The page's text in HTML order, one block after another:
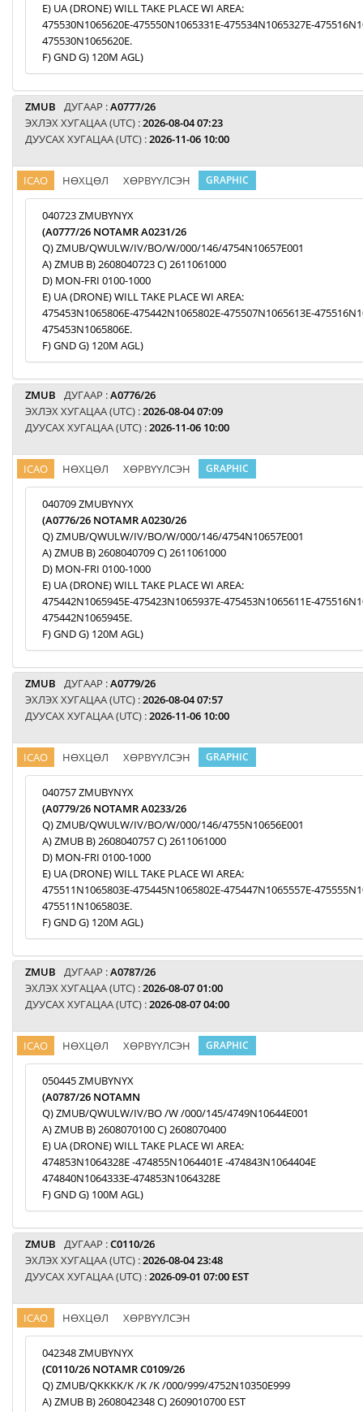
E) UA (DRONE) WILL TAKE PLACE WI AREA:
475530N1065620E-475550N1065331E-475534N1065327E-
475530N1065620E.
F) GND G) 120M AGL)
ZMUB ДУГААР :A0777/26
ЭХЛЭХ ХУГАЦАА (UTC) :2026-08-04 07:23
ДУУСАХ ХУГАЦАА (UTC) :2026-11-06 10:00
ICAO НӨХЦӨЛ ХӨРВҮҮЛСЭН GRAPHIC
040723 ZMUBYNYX
(A0777/26 NOTAMR A0231/26
Q) ZMUB/QWULW/IV/BO/W/000/146/4754N10657E001
A) ZMUB B) 2608040723 C) 2611061000
D) MON-FRI 0100-1000
E) UA (DRONE) WILL TAKE PLACE WI AREA:
475453N1065806E-475442N1065802E-475507N1065613E-
475453N1065806E.
F) GND G) 120M AGL)
ZMUB ДУГААР :A0776/26
ЭХЛЭХ ХУГАЦАА (UTC) :2026-08-04 07:09
ДУУСАХ ХУГАЦАА (UTC) :2026-11-06 10:00
ICAO НӨХЦӨЛ ХӨРВҮҮЛСЭН GRAPHIC
040709 ZMUBYNYX
(A0776/26 NOTAMR A0230/26
Q) ZMUB/QWULW/IV/BO/W/000/146/4754N10657E001
A) ZMUB B) 2608040709 C) 2611061000
D) MON-FRI 0100-1000
E) UA (DRONE) WILL TAKE PLACE WI AREA:
475442N1065945E-475423N1065937E-475453N1065611E-
475442N1065945E.
F) GND G) 120M AGL)
ZMUB ДУГААР :A0779/26
ЭХЛЭХ ХУГАЦАА (UTC) :2026-08-04 07:57
ДУУСАХ ХУГАЦАА (UTC) :2026-11-06 10:00
ICAO НӨХЦӨЛ ХӨРВҮҮЛСЭН GRAPHIC
040757 ZMUBYNYX
(A0779/26 NOTAMR A0233/26
Q) ZMUB/QWULW/IV/BO/W/000/146/4755N10656E001
A) ZMUB B) 2608040757 C) 2611061000
D) MON-FRI 0100-1000
E) UA (DRONE) WILL TAKE PLACE WI AREA:
475511N1065803E-475445N1065802E-475447N1065557E-
475511N1065803E.
F) GND G) 120M AGL)
ZMUB ДУГААР :A0787/26
ЭХЛЭХ ХУГАЦАА (UTC) :2026-08-07 01:00
ДУУСАХ ХУГАЦАА (UTC) :2026-08-07 04:00
ICAO НӨХЦӨЛ ХӨРВҮҮЛСЭН GRAPHIC
050445 ZMUBYNYX
(A0787/26 NOTAMN
Q) ZMUB/QWULW/IV/BO /W /000/145/4749N10644E001
A) ZMUB B) 2608070100 C) 2608070400
E) UA (DRONE) WILL TAKE PLACE WI AREA:
474853N1064328E -474855N1064401E -474843N1064404E
474840N1064333E-474853N1064328E
F) GND G) 100M AGL)
ZMUB ДУГААР :C0110/26
ЭХЛЭХ ХУГАЦАА (UTC) :2026-08-04 23:48
ДУУСАХ ХУГАЦАА (UTC) :2026-09-01 07:00 EST
ICAO НӨХЦӨЛ ХӨРВҮҮЛСЭН
042348 ZMUBYNYX
(C0110/26 NOTAMR C0109/26
Q) ZMUB/QKKKK/K /K /K /000/999/4752N10350E999
A) ZMUB B) 2608042348 C) 2609010700 EST